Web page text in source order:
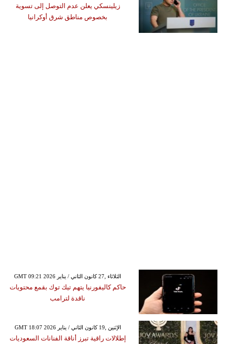
زيلينسكي يعلن عدم التوصل إلى تسوية
بخصوص مناطق شرق أوكرانيا
GMT 09:21 2026 الثلاثاء ,27 كانون الثاني / يناير
حاكم كاليفورنيا يتهم تيك توك بقمع محتويات
ناقدة لترامب
GMT 18:07 2026 الإثنين ,19 كانون الثاني / يناير
إطلالات راقية تبرز أناقة الفنانات السعوديات